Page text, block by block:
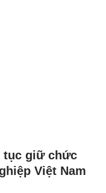
tục giữ chức
Việt Nam